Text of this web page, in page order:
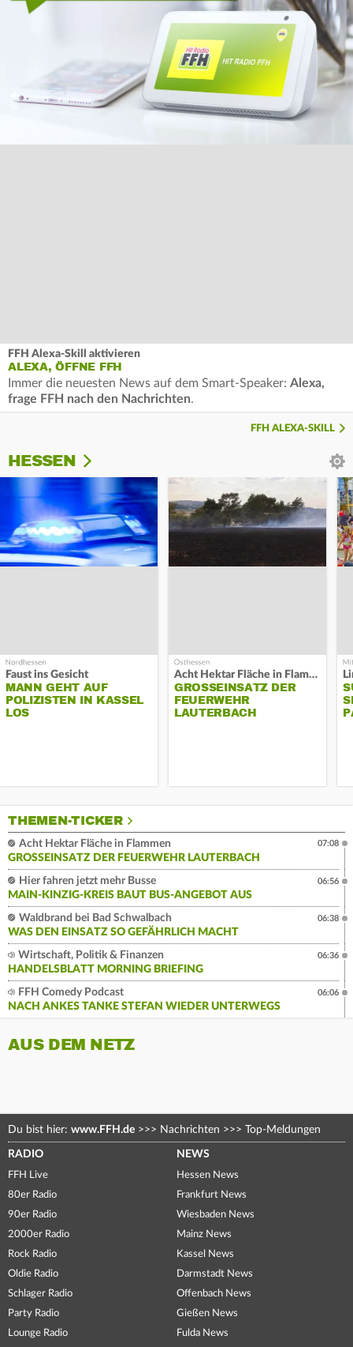
FFH Alexa-Skill aktivieren
ALEXA, ÖFFNE FFH
Immer die neuesten News auf dem Smart-Speaker: Alexa,
frage FFH nach den Nachrichten.
FFH ALEXA-SKILL
HESSEN
Faust ins Gesicht
MANN GEHT AUF
POLIZISTEN IN KASSEL
LOS
Acht Hektar Fläche in Flammen
GROSSEINSATZ DER F
EUERWEHR L
AUTERBACH
THEMEN-TICKER
Acht Hektar Fläche in Flammen
GROSSEINSATZ DER FEUERWEHR LAUTERBACH
07:08
Hier fahren jetzt mehr Busse
MAIN-KINZIG-KREIS BAUT BUS-ANGEBOT AUS
06:56
Waldbrand bei Bad Schwalbach
WAS DEN EINSATZ SO GEFÄHRLICH MACHT
06:38
Wirtschaft, Politik & Finanzen
HANDELSBLATT MORNING BRIEFING
06:36
FFH Comedy Podcast
NACH ANKES TANKE STEFAN WIEDER UNTERWEGS
06:06
AUS DEM NETZ
Du bist hier: www.FFH.de >>> Nachrichten >>> Top-Meldungen
RADIO
FFH Live
80er Radio
90er Radio
2000er Radio
Rock Radio
Oldie Radio
Schlager Radio
Party Radio
Lounge Radio
NEWS
Hessen News
Frankfurt News
Wiesbaden News
Mainz News
Kassel News
Darmstadt News
Offenbach News
Gießen News
Fulda News